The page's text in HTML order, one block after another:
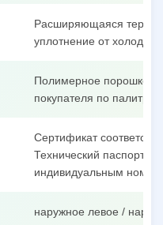
Расширяющаяся
уплотнение от
Полимерное
покупателя по палитре
Сертификат
Технический паспорт
индивидуальным
наружное левое /